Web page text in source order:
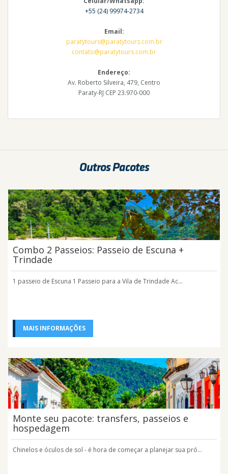
+55 (24) 99974-2734
Email:
paratytours@paratytours.com.br
contato@paratytours.com.br
Endereço:
Av. Roberto Silveira, 479, Centro
Paraty-RJ CEP 23.970-000
Outros Pacotes
Combo 2 Passeios: Passeio de Escuna +
Trindade
1 passeio de Escuna 1 Passeio para a Vila de Trindade Ac...
MAIS INFORMAÇÕES
Monte seu pacote: transfers, passeios e
hospedagem
Chinelos e óculos de sol - é hora de começar a planejar sua pró...